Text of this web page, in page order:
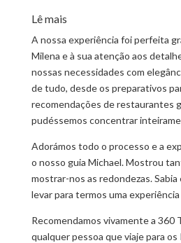
Lê mais
A nossa experiência foi perfeita
Milena e à sua atenção aos
nossas necessidades com
de tudo, desde os preparativos
recomendações de restaurantes
pudéssemos concentrar
Adorámos todo o processo e a
o nosso guia Michael. Mostrou
mostrar-nos as redondezas.
levar para termos uma experiência
Recomendamos vivamente a 360
qualquer pessoa que viaje para os